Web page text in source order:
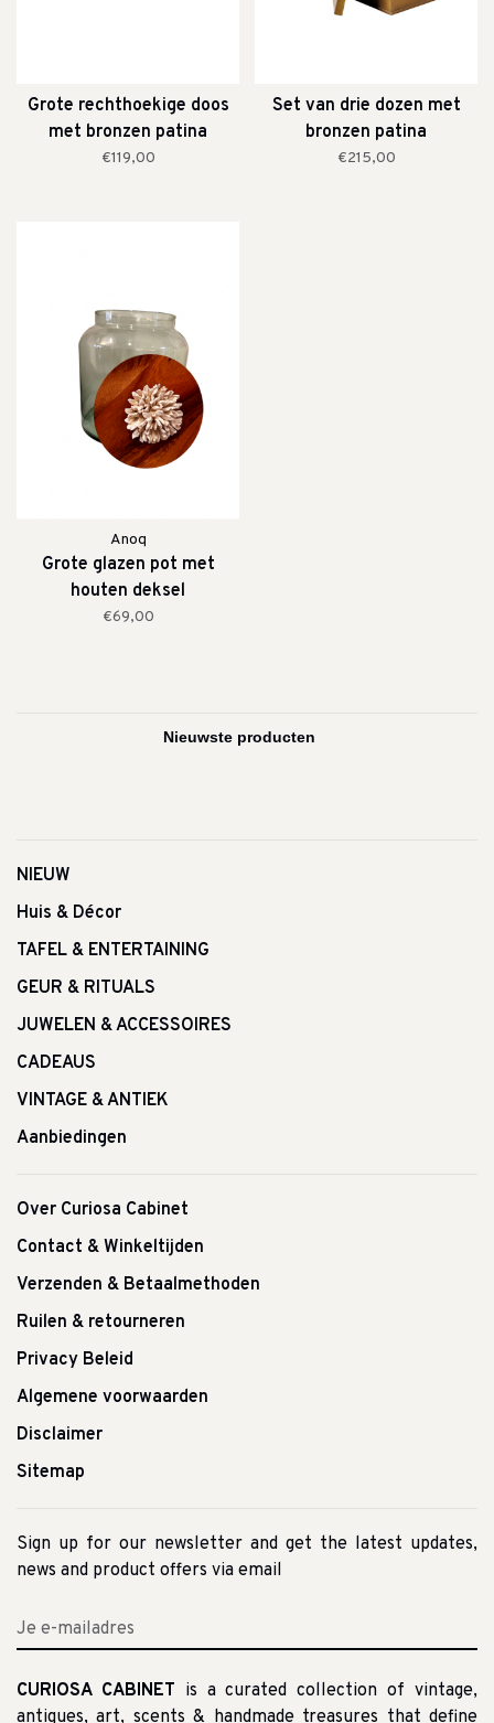
Grote rechthoekige doos
met bronzen patina
€119,00
Set van drie dozen met
bronzen patina
€215,00
Anoq
Grote glazen pot met
houten deksel
€69,00
NIEUW
Huis & Décor
TAFEL & ENTERTAINING
GEUR & RITUALS
JUWELEN & ACCESSOIRES
CADEAUS
VINTAGE & ANTIEK
Aanbiedingen
Over Curiosa Cabinet
Contact & Winkeltijden
Verzenden & Betaalmethoden
Ruilen & retourneren
Privacy Beleid
Algemene voorwaarden
Disclaimer
Sitemap
Sign up for our newsletter and get the latest updates,
news and product offers via email
CURIOSA CABINET is a curated collection of vintage,
antiques, art, scents & handmade treasures that define